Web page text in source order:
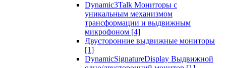
Dynamic3Talk Мониторы с
уникальным механизмом
трансформации и выдвижным
микрофоном [4]
Двусторонние выдвижные мониторы
[1]
DynamicSignatureDisplay Выдвижной